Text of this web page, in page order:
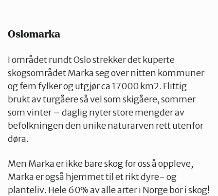
Oslo Nord
Oslo Øst
Oslo Sør
Vestby-Frogn
Oslomarka
I området rundt Oslo strekker det kuperte
skogsområdet Marka seg over nitten kommuner
og fem fylker og utgjør ca 17000 km2. Flittig
brukt av turgåere så vel som skigåere, sommer
som vinter – daglig nyter store mengder av
befolkningen den unike naturarven rett utenfor
døra.
Men Marka er ikke bare skog for oss å oppleve,
Marka er også hjemmet til et rikt dyre- og
planteliv. Hele 60% av alle arter i Norge bor i skog!